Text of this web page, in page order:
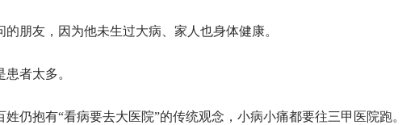
朋友，因为他未生过大病、家人也身体健康。
者太多。
仍抱有“看病要去大医院”的传统观念，小病小痛都要往三甲医院跑。